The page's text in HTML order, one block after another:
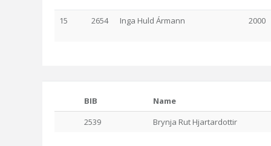
15 2654 Inga Huld Ármann 2000
BIB
Name
2539
Brynja Rut Hjartardottir